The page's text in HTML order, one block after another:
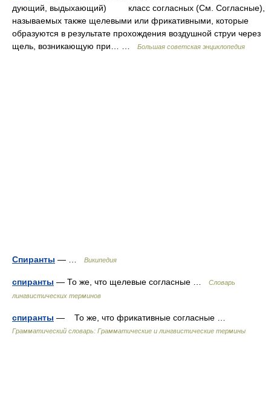
дующий, выдыхающий) класс согласных (См. Согласные),
называемых также щелевыми или фрикативными, которые
образуются в результате прохождения воздушной струи через
щель, возникающую при… …
Большая советская энциклопедия
Спиранты — … Википедия
спиранты — То же, что щелевые согласные …
Словарь
лингвистических терминов
спиранты — То же, что фрикативные согласные …
Грамматический словарь: Грамматические и лингвистические термины